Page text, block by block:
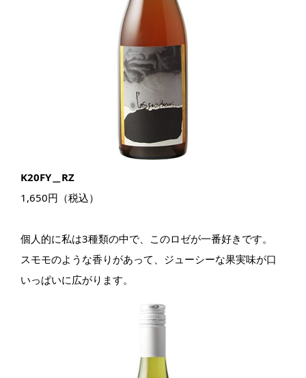
K20FY＿RZ
1,650円（税込）
個人的に私は3種類の中で、このロゼが一番好きです。
スモモのような香りがあって、ジューシーな果実味が口
いっぱいに広がります。